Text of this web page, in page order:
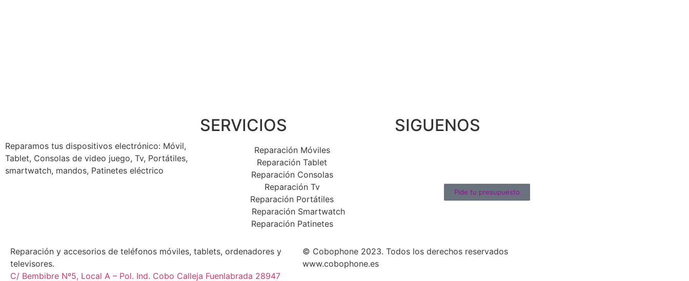
Reparamos tus dispositivos electrónico: Móvil,
Tablet, Consolas de video juego, Tv, Portátiles,
smartwatch, mandos, Patinetes eléctrico
SERVICIOS
Reparación Móviles
Reparación Tablet
Reparación Consolas
Reparación Tv
Reparación Portátiles
Reparación Smartwatch
Reparación Patinetes
SIGUENOS
Pide tu presupuesto
Reparación y accesorios de teléfonos móviles, tablets, ordenadores y
televisores.
C/ Bembibre Nº5, Local A – Pol. Ind. Cobo Calleja Fuenlabrada 28947
© Cobophone 2023. Todos los derechos reservados
www.cobophone.es